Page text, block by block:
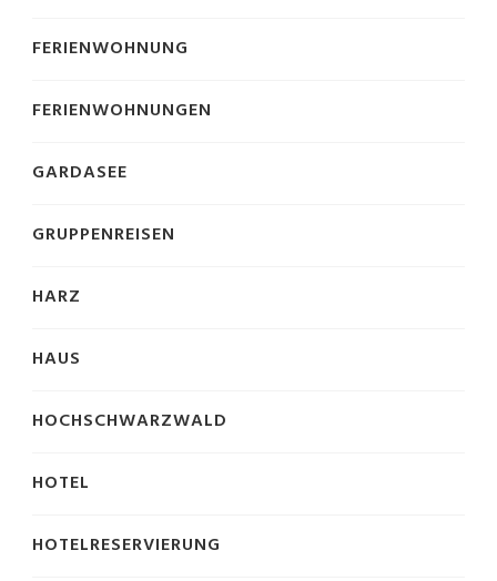
FERIENWOHNUNG
FERIENWOHNUNGEN
GARDASEE
GRUPPENREISEN
HARZ
HAUS
HOCHSCHWARZWALD
HOTEL
HOTELRESERVIERUNG